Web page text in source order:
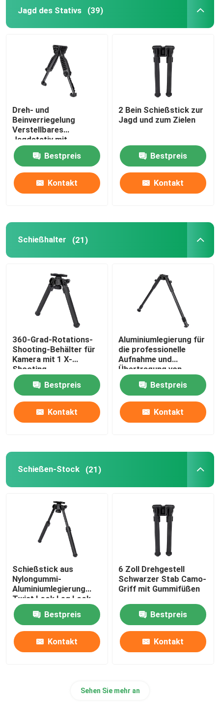
Produkte
VR Show
Fabrik Tour
Qualitätskontrolle
Kontakt
Referenzen
Jagdklammer
Jagdstock
Jagd des Stativs
Schießhalter
Schießen-Stock
Triggerstock
Schießstand
Schießen mit Bipod
Jagd des Gewehrs Bipod
Jagd von Zusätzen
Abzugsstange
Kamerastand
Anwendungsbereich
Jagd des Stativs (39)
Dreh- und
Beinverriegelung
Verstellbares
Jagdstativ mit
Schnellschuhplatte
Bestpreis
Kontakt
2 Bein Schießstick zur
Jagd und zum Zielen
Bestpreis
Kontakt
Schießhalter (21)
360-Grad-Rotations-
Shooting-Behälter für
Kamera mit 1 X-
Shooting-
Behälterpaket
Bestpreis
Kontakt
Aluminiumlegierung für
die professionelle
Aufnahme und
Übertragung von
Videos
Bestpreis
Kontakt
Schießen-Stock (21)
Schießstick aus
Nylongummi-
Aluminiumlegierung
Twist Lock Leg Lock
Typ
Bestpreis
Kontakt
6 Zoll Drehgestell
Schwarzer Stab Camo-
Griff mit Gummifüßen
Bestpreis
Kontakt
Sehen Sie mehr an